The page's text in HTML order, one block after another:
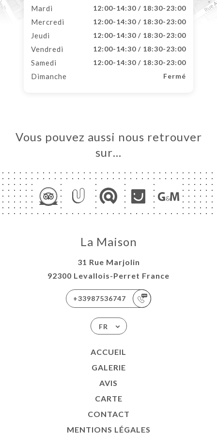
Mardi 12:00-14:30 / 18:30-23:00
Mercredi 12:00-14:30 / 18:30-23:00
Jeudi 12:00-14:30 / 18:30-23:00
Vendredi 12:00-14:30 / 18:30-23:00
Samedi 12:00-14:30 / 18:30-23:00
Dimanche Fermé
Vous pouvez aussi nous retrouver
sur…
La Maison
31 Rue Marjolin
92300 Levallois-Perret France
+33987536747
FR
ACCUEIL
GALERIE
AVIS
CARTE
CONTACT
MENTIONS LÉGALES